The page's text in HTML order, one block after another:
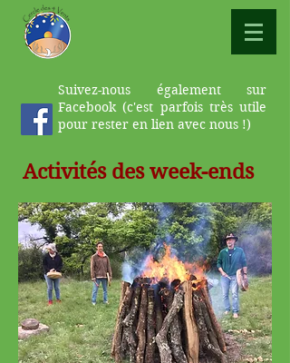
Suivez-nous également sur
Facebook (c'est parfois très utile
pour rester en lien avec nous !)
Activités des week-ends